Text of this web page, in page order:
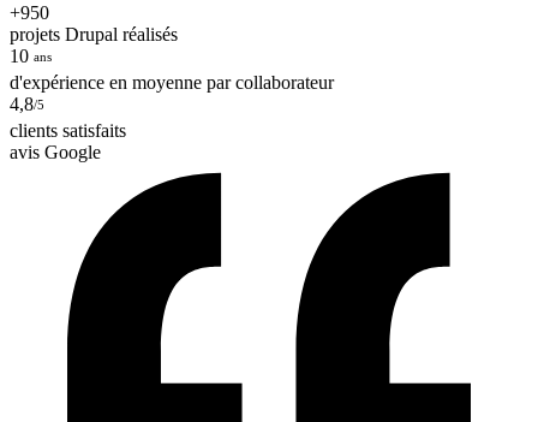
+950
projets Drupal réalisés
10 ans
d'expérience en moyenne par collaborateur
4,8/5
clients satisfaits
avis Google